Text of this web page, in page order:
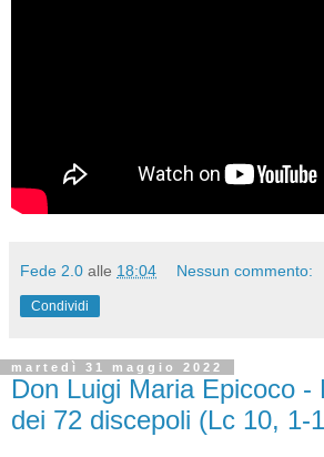
Fede 2.0 alle 18:04 Nessun commento:
Condividi
martedì 31 maggio 2022
Don Luigi Maria Epicoco -
dei 72 discepoli (Lc 10, 1-